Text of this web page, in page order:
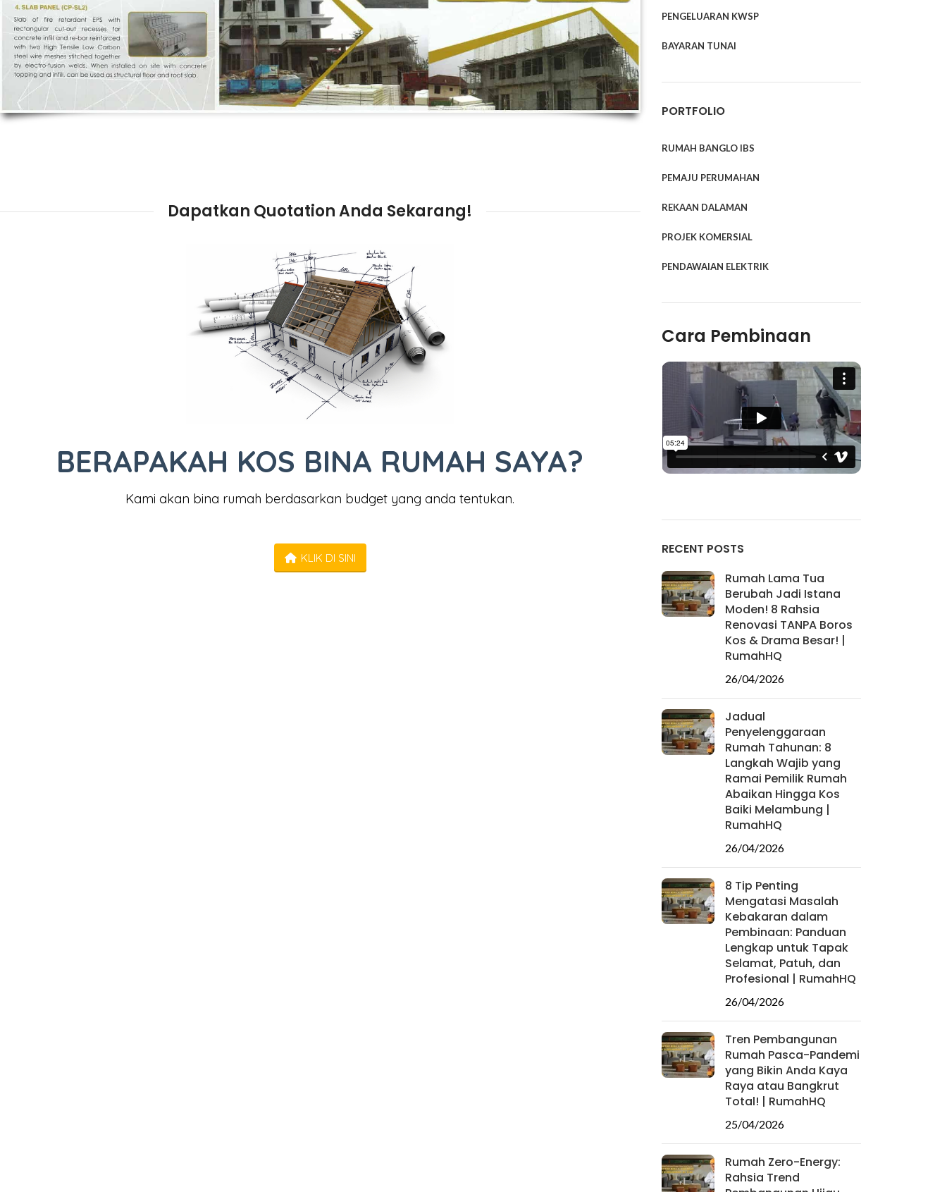
Dapatkan Quotation Anda Sekarang!
BERAPAKAH KOS BINA RUMAH SAYA?
Kami akan bina rumah berdasarkan budget yang anda tentukan.
KLIK DI SINI
PENGELUARAN KWSP
BAYARAN TUNAI
PORTFOLIO
RUMAH BANGLO IBS
PEMAJU PERUMAHAN
REKAAN DALAMAN
PROJEK KOMERSIAL
PENDAWAIAN ELEKTRIK
Cara Pembinaan
RECENT POSTS
Rumah Lama Tua
Berubah Jadi Istana
Moden! 8 Rahsia
Renovasi TANPA Boros
Kos & Drama Besar! |
RumahHQ
26/04/2026
Jadual
Penyelenggaraan
Rumah Tahunan: 8
Langkah Wajib yang
Ramai Pemilik Rumah
Abaikan Hingga Kos
Baiki Melambung |
RumahHQ
26/04/2026
8 Tip Penting
Mengatasi Masalah
Kebakaran dalam
Pembinaan: Panduan
Lengkap untuk Tapak
Selamat, Patuh, dan
Profesional | RumahHQ
26/04/2026
Tren Pembangunan
Rumah Pasca-Pandemi
yang Bikin Anda Kaya
Raya atau Bangkrut
Total! | RumahHQ
25/04/2026
Rumah Zero-Energy:
Rahsia Trend